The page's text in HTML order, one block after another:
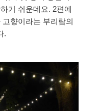
기 쉬운데요. 2편에
향이라는 부리람의
.